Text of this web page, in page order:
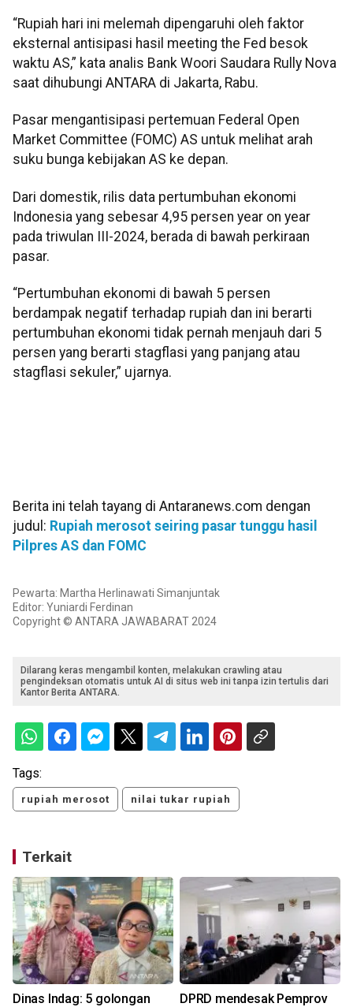
“Rupiah hari ini melemah dipengaruhi oleh faktor
eksternal antisipasi hasil meeting the Fed besok
waktu AS,” kata analis Bank Woori Saudara Rully Nova
saat dihubungi ANTARA di Jakarta, Rabu.
Pasar mengantisipasi pertemuan Federal Open
Market Committee (FOMC) AS untuk melihat arah
suku bunga kebijakan AS ke depan.
Dari domestik, rilis data pertumbuhan ekonomi
Indonesia yang sebesar 4,95 persen year on year
pada triwulan III-2024, berada di bawah perkiraan
pasar.
“Pertumbuhan ekonomi di bawah 5 persen
berdampak negatif terhadap rupiah dan ini berarti
pertumbuhan ekonomi tidak pernah menjauh dari 5
persen yang berarti stagflasi yang panjang atau
stagflasi sekuler,” ujarnya.
Berita ini telah tayang di Antaranews.com dengan
judul: Rupiah merosot seiring pasar tunggu hasil
Pilpres AS dan FOMC
Pewarta: Martha Herlinawati Simanjuntak
Editor: Yuniardi Ferdinan
Copyright © ANTARA JAWABARAT 2024
Dilarang keras mengambil konten, melakukan crawling atau
pengindeksan otomatis untuk AI di situs web ini tanpa izin tertulis dari
Kantor Berita ANTARA.
Tags:
rupiah merosot nilai tukar rupiah
Terkait
Dinas Indag: 5 golongan DPRD mendesak Pemprov